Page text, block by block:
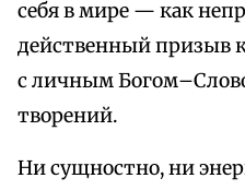
себя в мире — как
действенный призыв
с личным
творений.
Ни сущностно, ни